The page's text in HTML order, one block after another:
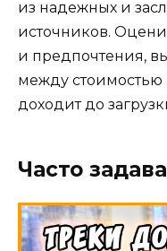
из надежных и
источников.
и предпочтения,
между стоимостью
доходит до
Часто